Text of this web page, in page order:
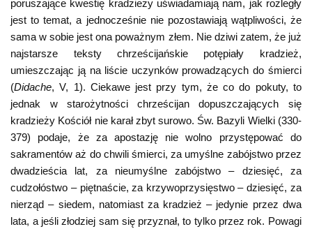
poruszające kwestię kradzieży uświadamiają nam, jak rozległy
jest to temat, a jednocześnie nie pozostawiają wątpliwości, że
sama w sobie jest ona poważnym złem. Nie dziwi zatem, że już
najstarsze teksty chrześcijańskie potępiały kradzież,
umieszczając ją na liście uczynków prowadzących do śmierci
(Didache, V, 1). Ciekawe jest przy tym, że co do pokuty, to
jednak w starożytności chrześcijan dopuszczających się
kradzieży Kościół nie karał zbyt surowo. Św. Bazyli Wielki (330-
379) podaje, że za apostazję nie wolno przystępować do
sakramentów aż do chwili śmierci, za umyślne zabójstwo przez
dwadzieścia lat, za nieumyślne zabójstwo – dziesięć, za
cudzołóstwo – piętnaście, za krzywoprzysięstwo – dziesięć, za
nierząd – siedem, natomiast za kradzież – jedynie przez dwa
lata, a jeśli złodziej sam się przyznał, to tylko przez rok. Powagi